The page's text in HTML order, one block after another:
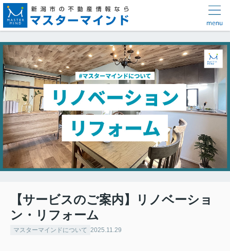
【サービスのご案内】リノベーショ
ン・リフォーム
マスターマインドについて 2025.11.29